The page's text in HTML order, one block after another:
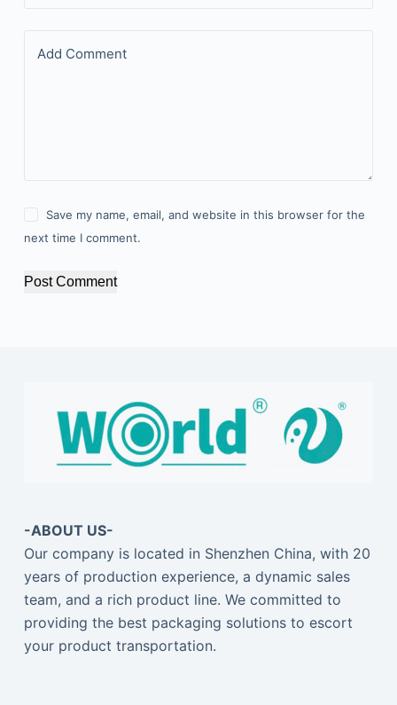
Add Comment
Save my name, email, and website in this browser for the
next time I comment.
Post Comment
-ABOUT US-
Our company is located in Shenzhen China, with 20
years of production experience, a dynamic sales
team, and a rich product line. We committed to
providing the best packaging solutions to escort
your product transportation.